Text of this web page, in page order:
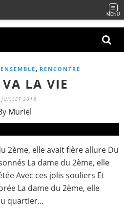
MENU
ENSEMBLE , RENCONTRE
LA VIE
2018
Muriel
2ème, elle avait fière allure Du
La dame du 2ème, elle
Avec ces jolis souliers Et
La dame du 2ème, elle
quartier...